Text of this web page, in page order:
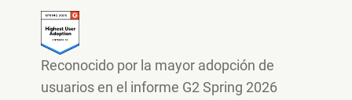
Reconocido por la mayor adopción de
usuarios en el informe G2 Spring 2026